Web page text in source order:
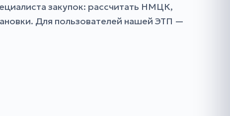
закупок: рассчитать НМЦК,
Для пользователей нашей ЭТП —